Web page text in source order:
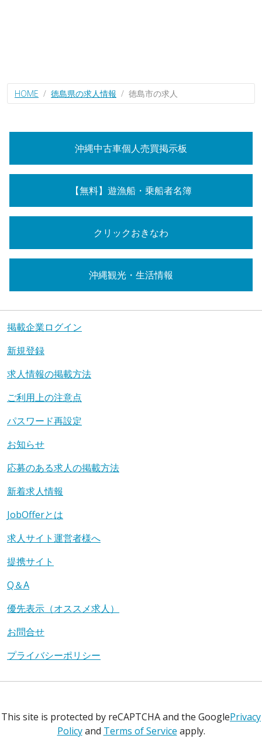
HOME 徳島県の求人情報 徳島市の求人
沖縄中古車個人売買掲示板
【無料】遊漁船・乗船者名簿
クリックおきなわ
沖縄観光・生活情報
掲載企業ログイン
新規登録
求人情報の掲載方法
ご利用上の注意点
パスワード再設定
お知らせ
応募のある求人の掲載方法
新着求人情報
JobOfferとは
求人サイト運営者様へ
提携サイト
Q＆A
優先表示（オススメ求人）
お問合せ
プライバシーポリシー
This site is protected by reCAPTCHA and the GooglePrivacy
Policyand Terms of Service apply.